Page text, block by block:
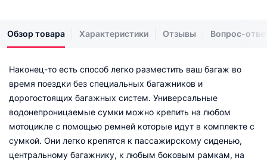
Обзор товара Характеристики Отзывы Вопрос-
Наконец-то есть способ легко разместить ваш багаж во
время поездки без специальных багажников и
дорогостоящих багажных систем. Универсальные
водонепроницаемые сумки можно крепить на любом
мотоцикле с помощью ремней которые идут в комплекте с
сумкой. Они легко крепятся к пассажирскому сиденью,
центральному багажнику, к любым боковым рамкам, на